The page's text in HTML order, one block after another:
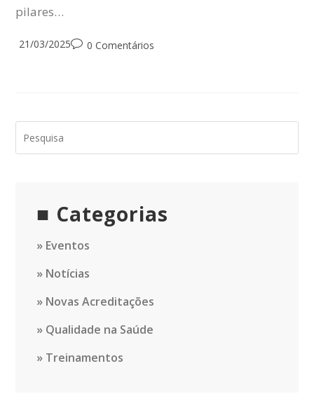
pilares…
Post
21/03/2025Post0 Comentários
Categorias
Eventos
Notícias
Novas Acreditações
Qualidade na Saúde
Treinamentos